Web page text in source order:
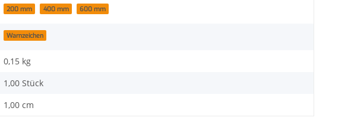
200 mm 400 mm 600 mm
Warnzeichen
0,15 kg
1,00 Stück
1,00 cm